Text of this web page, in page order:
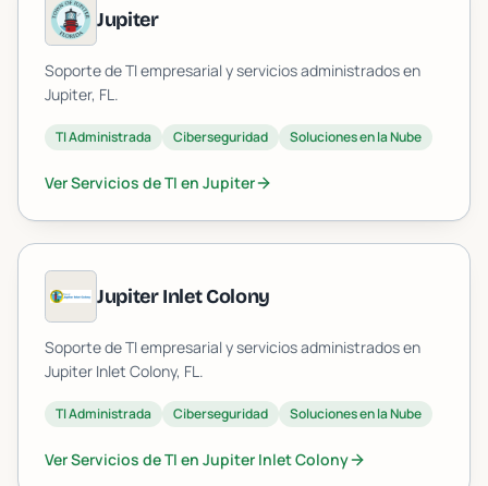
Jupiter
Soporte de TI empresarial y servicios administrados en
Jupiter, FL.
TI Administrada Ciberseguridad Soluciones en la Nube
Ver Servicios de TI en Jupiter
Jupiter Inlet Colony
Soporte de TI empresarial y servicios administrados en
Jupiter Inlet Colony, FL.
TI Administrada Ciberseguridad Soluciones en la Nube
Ver Servicios de TI en Jupiter Inlet Colony